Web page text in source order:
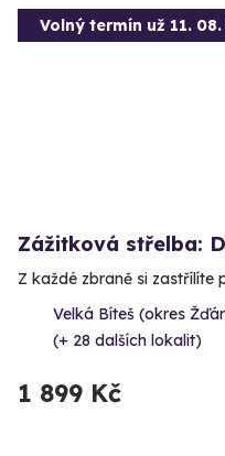
Volný termín už 11. 08.
Zážitková střelba:
Z každé zbraně si zastřílíte
Velká Bíteš (okres
(+ 28 dalších lokalit)
1 899 Kč